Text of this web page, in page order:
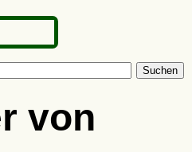
Suchen
von